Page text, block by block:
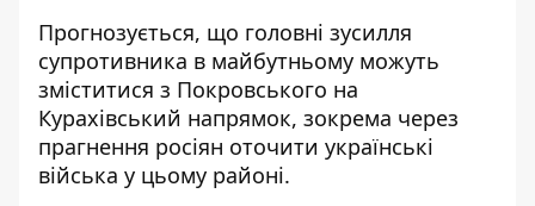
Прогнозується, що головні зусилля
супротивника в майбутньому можуть
зміститися з Покровського на
Курахівський напрямок, зокрема через
прагнення росіян оточити українські
війська у цьому районі.